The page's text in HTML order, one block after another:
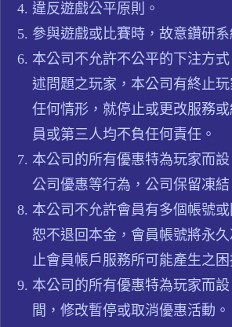
違反遊戲公平原則。
參與遊戲或比賽時，故意鑽研
本公司不允許不公平的下注方
述問題之玩家，本公司有終止
任何情形，就停止或更改服務
員或第三人均不負任何責任。
本公司的所有優惠特為玩家而
公司優惠等行為，公司保留凍
本公司不允許會員有多個帳號
恕不退回本金，會員帳號將永
止會員帳戶服務所可能產生之
本公司的所有優惠特為玩家而
間，修改暫停或取消優惠活動。